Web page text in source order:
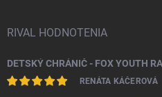
RIVAL HODNOTENIA
RENÁTA KÁČEROVÁ